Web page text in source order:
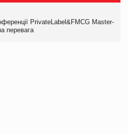
PrivateLabel&FMCG Master-
перевага